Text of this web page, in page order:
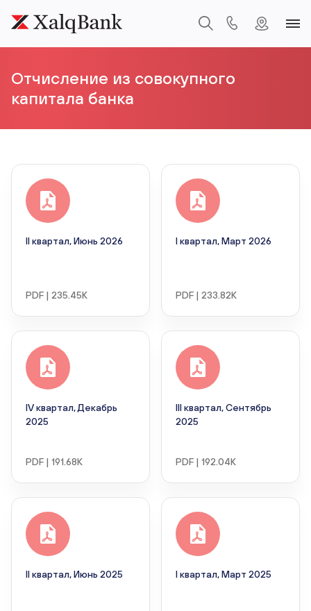
Отчисление из совокупного
капитала банка
II квартал, Июнь 2026
PDF | 235.45K
I квартал, Март 2026
PDF | 233.82K
IV квартал, Декабрь
2025
PDF | 191.68K
III квартал, Сентябрь
2025
PDF | 192.04K
II квартал, Июнь 2025 I квартал, Март 2025